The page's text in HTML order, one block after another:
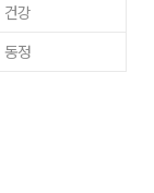
건강
동정